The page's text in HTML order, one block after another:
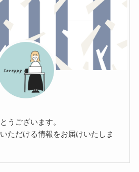
うございます。
ただける情報をお届けいたしま